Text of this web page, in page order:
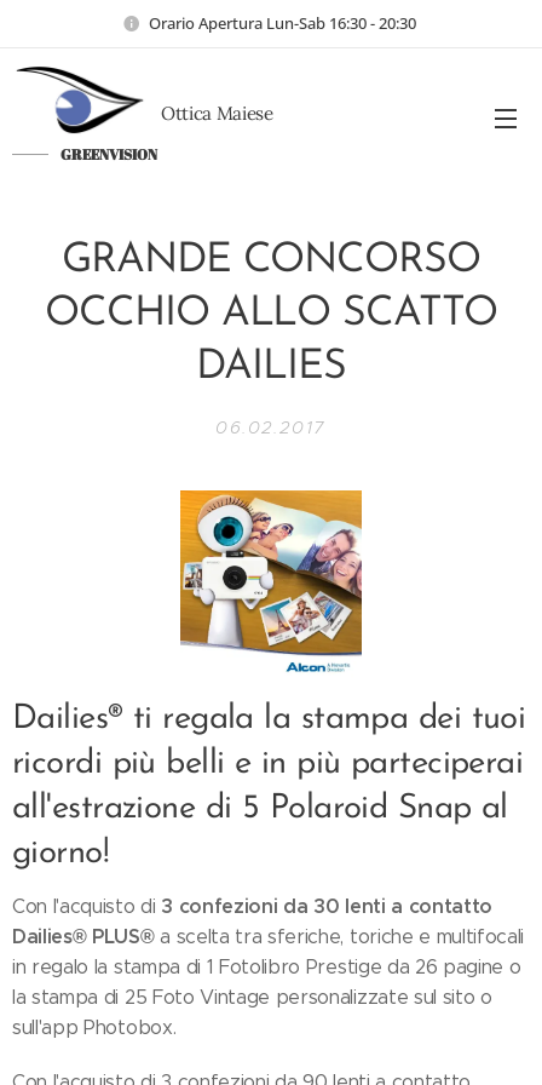
Orario Apertura Lun-Sab 16:30 - 20:30
Ottica Maiese
GREENVISION
GRANDE CONCORSO
OCCHIO ALLO SCATTO
DAILIES
06.02.2017
Dailies® ti regala la stampa dei tuoi
ricordi più belli e in più parteciperai
all'estrazione di 5 Polaroid Snap al
giorno!
Con l'acquisto di 3 confezioni da 30 lenti a contatto
Dailies® PLUS®a scelta tra sferiche, toriche e multifocali
in regalo la stampa di 1 Fotolibro Prestige da 26 pagine o
la stampa di 25 Foto Vintage personalizzate sul sito o
sull'app Photobox.